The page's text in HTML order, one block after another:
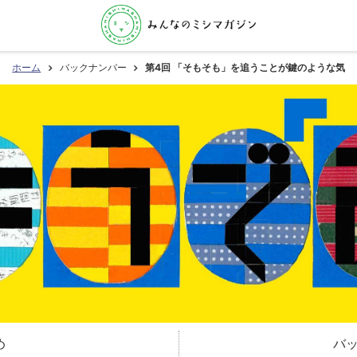
ホーム バックナンバー 第4回 「そもそも」を追うことが鍵のような気
バ